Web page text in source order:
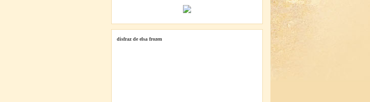
disfraz de elsa frozen